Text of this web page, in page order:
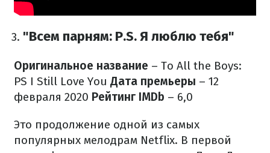
"Всем парням: P.S. Я люблю тебя"
Оригинальное название – To All the Boys:
PS I Still Love You Дата премьеры – 12
февраля 2020 Рейтинг IMDb – 6,0
Это продолжение одной из самых
популярных мелодрам Netflix. В первой